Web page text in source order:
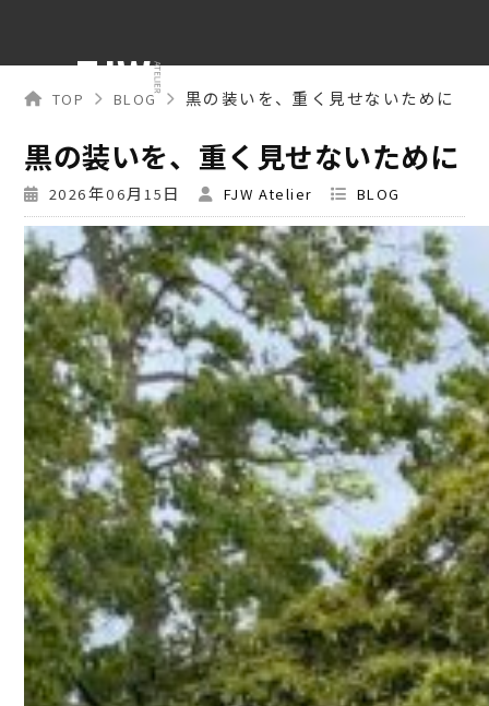
TOP BLOG 黒の装いを、重く見せないために
黒の装いを、重く見せないために
2026年06月15日 FJW Atelier BLOG